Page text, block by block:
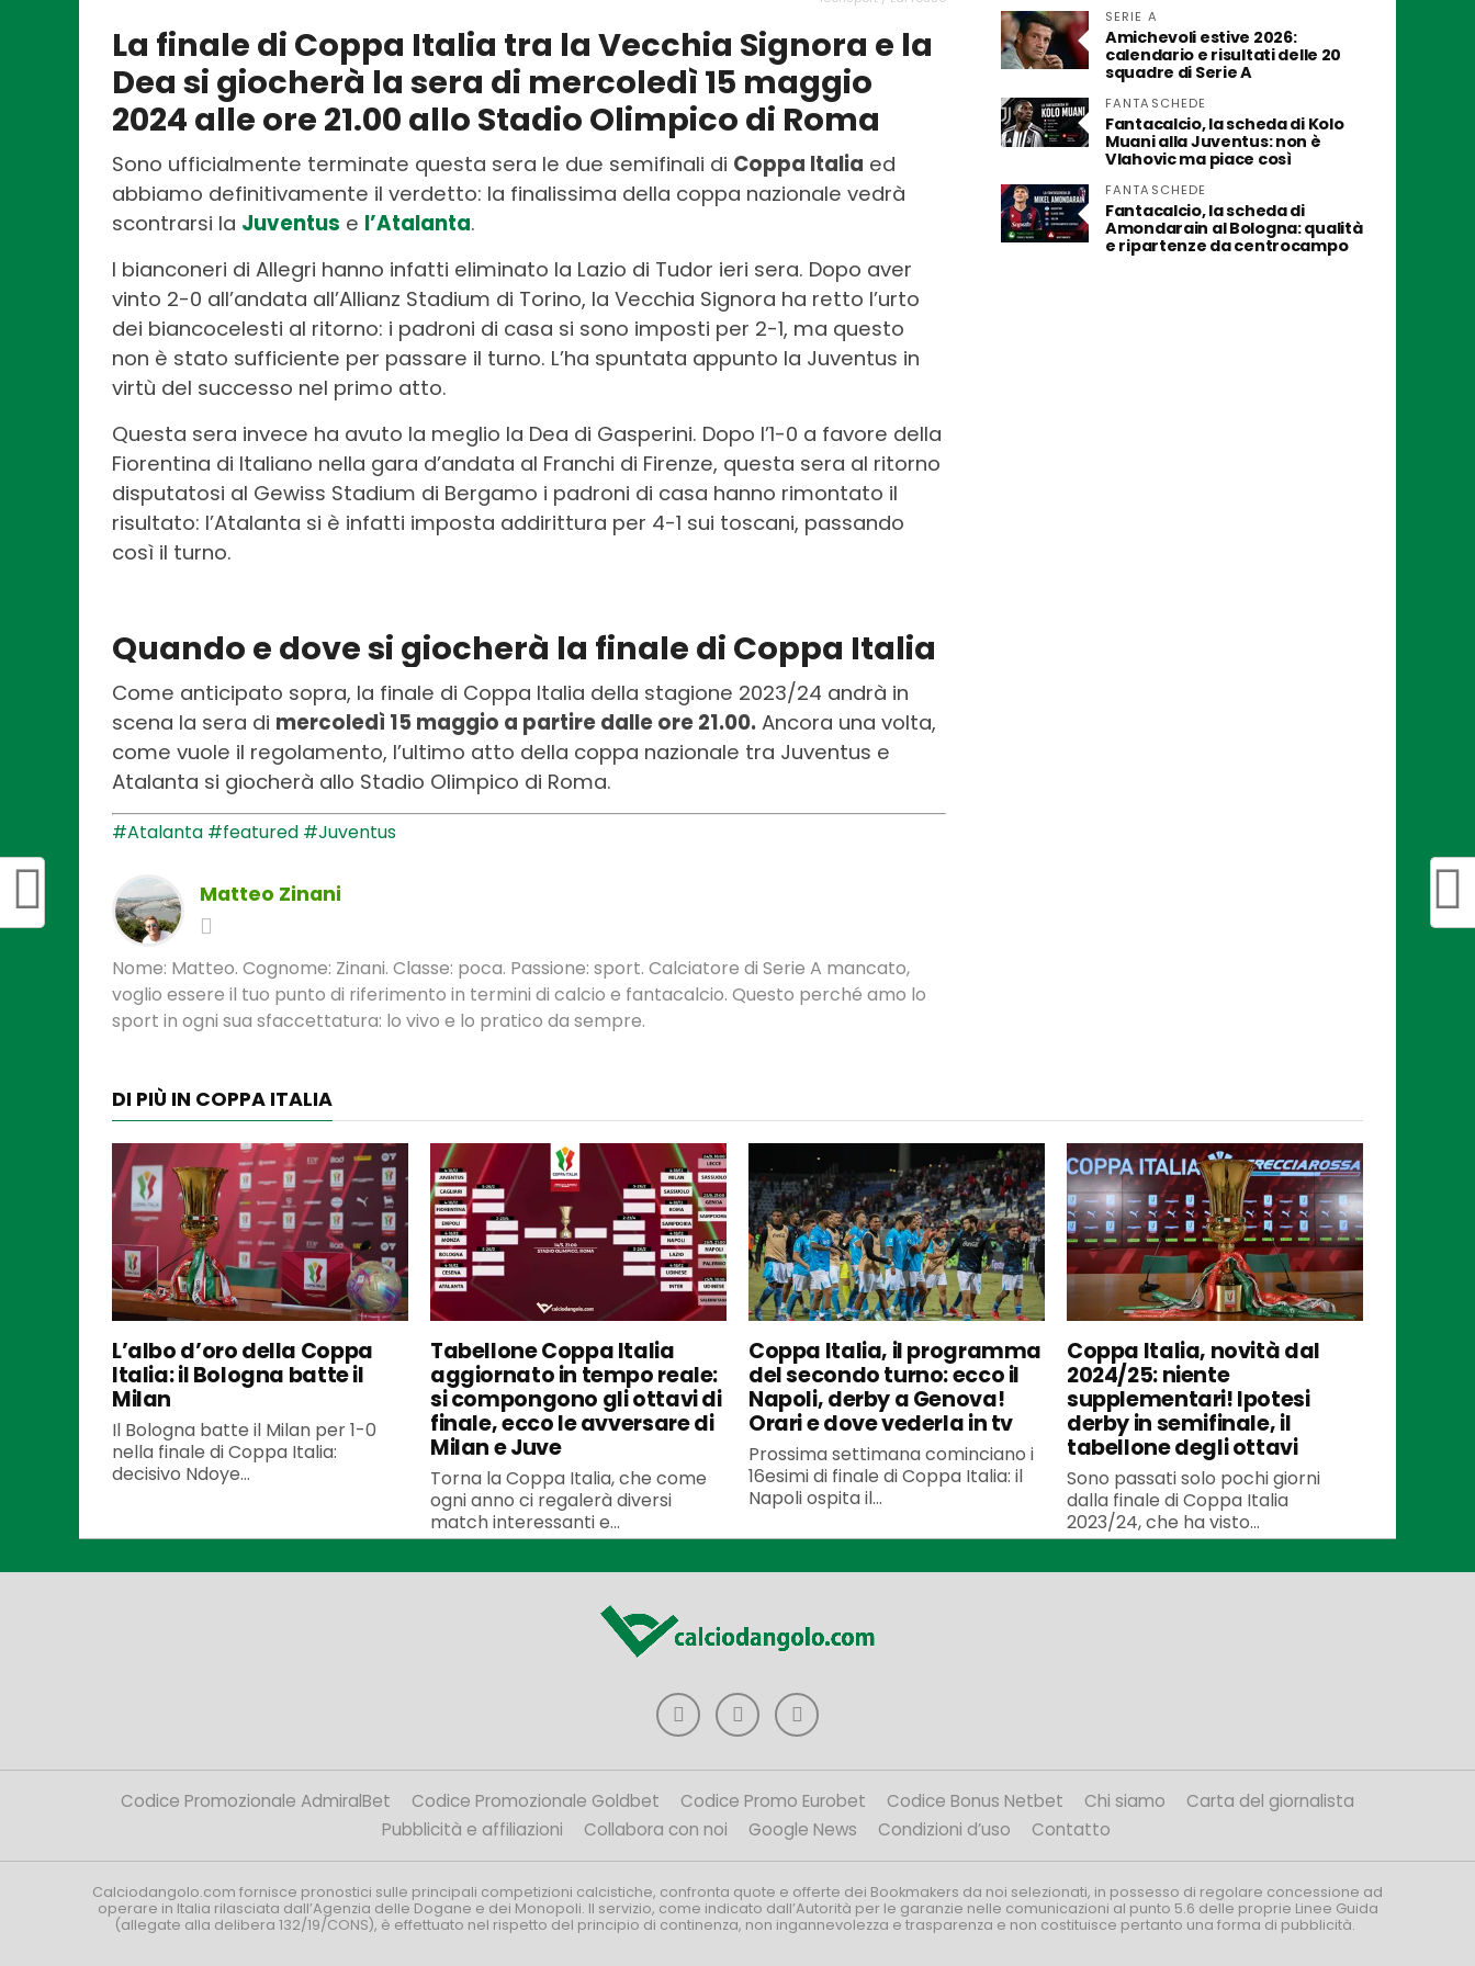
La finale di Coppa Italia tra la Vecchia Signora e la
Dea si giocherà la sera di mercoledì 15 maggio
2024 alle ore 21.00 allo Stadio Olimpico di Roma
Sono ufficialmente terminate questa sera le due semifinali di Coppa Italia ed
abbiamo definitivamente il verdetto: la finalissima della coppa nazionale vedrà
scontrarsi la Juventus e l’Atalanta.
I bianconeri di Allegri hanno infatti eliminato la Lazio di Tudor ieri sera. Dopo aver
vinto 2-0 all’andata all’Allianz Stadium di Torino, la Vecchia Signora ha retto l’urto
dei biancocelesti al ritorno: i padroni di casa si sono imposti per 2-1, ma questo
non è stato sufficiente per passare il turno. L’ha spuntata appunto la Juventus in
virtù del successo nel primo atto.
Questa sera invece ha avuto la meglio la Dea di Gasperini. Dopo l’1-0 a favore della
Fiorentina di Italiano nella gara d’andata al Franchi di Firenze, questa sera al ritorno
disputatosi al Gewiss Stadium di Bergamo i padroni di casa hanno rimontato il
risultato: l’Atalanta si è infatti imposta addirittura per 4-1 sui toscani, passando
così il turno.
Quando e dove si giocherà la finale di Coppa Italia
Come anticipato sopra, la finale di Coppa Italia della stagione 2023/24 andrà in
scena la sera di mercoledì 15 maggio a partire dalle ore 21.00. Ancora una volta,
come vuole il regolamento, l’ultimo atto della coppa nazionale tra Juventus e
Atalanta si giocherà allo Stadio Olimpico di Roma.
#Atalanta #featured #Juventus
Matteo Zinani
Nome: Matteo. Cognome: Zinani. Classe: poca. Passione: sport. Calciatore di Serie A mancato,
voglio essere il tuo punto di riferimento in termini di calcio e fantacalcio. Questo perché amo lo
sport in ogni sua sfaccettatura: lo vivo e lo pratico da sempre.
SERIE A
Amichevoli estive 2026:
calendario e risultati delle 20
squadre di Serie A
FANTASCHEDE
Fantacalcio, la scheda di Kolo
Muani alla Juventus: non è
Vlahovic ma piace così
FANTASCHEDE
Fantacalcio, la scheda di
Amondarain al Bologna: qualità
e ripartenze da centrocampo
DI PIÙ IN COPPA ITALIA
L’albo d’oro della Coppa
Italia: il Bologna batte il
Milan
Il Bologna batte il Milan per 1-0
nella finale di Coppa Italia:
decisivo Ndoye...
Tabellone Coppa Italia
aggiornato in tempo reale:
si compongono gli ottavi di
finale, ecco le avversare di
Milan e Juve
Torna la Coppa Italia, che come
ogni anno ci regalerà diversi
match interessanti e...
Coppa Italia, il programma
del secondo turno: ecco il
Napoli, derby a Genova!
Orari e dove vederla in tv
Prossima settimana cominciano i
16esimi di finale di Coppa Italia: il
Napoli ospita il...
Coppa Italia, novità dal
2024/25: niente
supplementari! Ipotesi
derby in semifinale, il
tabellone degli ottavi
Sono passati solo pochi giorni
dalla finale di Coppa Italia
2023/24, che ha visto...
Codice Promozionale AdmiralBet Codice Promozionale Goldbet Codice Promo Eurobet Codice Bonus Netbet Chi siamo
Carta del giornalista
Pubblicità e affiliazioni
Collabora con noi Google News Condizioni d’uso Contatto
Calciodangolo.com fornisce pronostici sulle principali competizioni calcistiche, confronta quote e offerte dei Bookmakers da noi selezionati, in possesso di regolare concessione ad
operare in Italia rilasciata dall’Agenzia delle Dogane e dei Monopoli. Il servizio, come indicato dall’Autorità per le garanzie nelle comunicazioni al punto 5.6 delle proprie Linee Guida
(allegate alla delibera 132/19/CONS), è effettuato nel rispetto del principio di continenza, non ingannevolezza e trasparenza e non costituisce pertanto una forma di pubblicità.